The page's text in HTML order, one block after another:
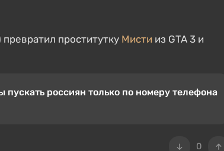
проститутку Мисти из GTA 3 и
россиян только по номеру телефона
0